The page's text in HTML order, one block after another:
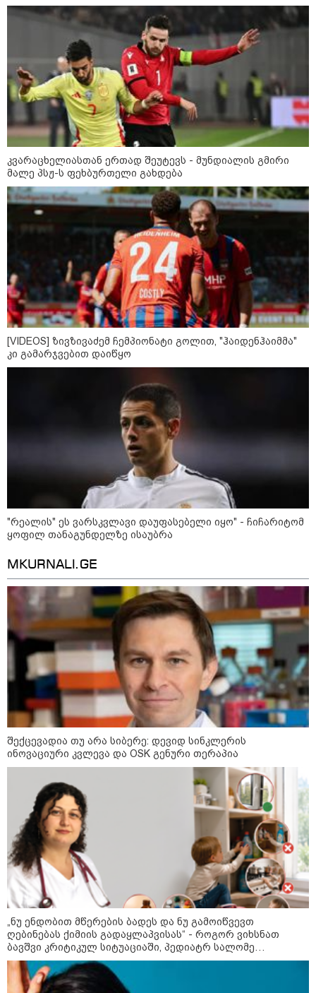
12:46 / 07-08-2026
ოკუპირებულ აფხაზეთში საწვავის
დეფიციტია, კილომეტრიანი რიგები და
შეზღუდვა საწვავის ჩასხმაზე - რა
ინფორმაციას აქვეყნებს "დემოკრატიის
კვლევის ინსტიტუტი“
14:23 / 05-08-2026
ევროპელმა და რუსმა ყოფილმა
მაღალჩინოსნებმა უკრაინაში
ომთან დაკავშირებით
მოლაპარაკებები გამართეს - რა
არის ცნობილი შეხვედრაზე
09:55 / 05-08-2026
მორიგი თავდასხმა Wildberries-
ის საწყობზე - დრონებით
თავდასხმის შემდეგ, ტულას
ოლქში მდებარე საწყობში
ხანძარია
14 გარდაცვლილი, 22
დაშავებული, მასშტაბური
ხანძარი - რუსეთმა კიევზე
იერიში ბალისტიკური
რაკეტებით მიიტანა
14:13 / 04-08-2026
მორიგი თავდასხმა რუსეთში,
ნავთობგადამამუშავებელ
ქარხანაზე - რა დეტალებია
ცნობილი
კატეგორიის ყველა სიახლე
კვარაცხელიასთან ერთად შეუტევს - მუნდიალის გმირი
მალე პსჟ-ს ფეხბურთელი გახდება
[VIDEOS] ზივზივაძემ ჩემპიონატი გოლით, "ჰაიდენჰაიმმა"
კი გამარჯვებით დაიწყო
"რეალის" ეს ვარსკვლავი დაუფასებელი იყო" - ჩიჩარიტომ
ყოფილ თანაგუნდელზე ისაუბრა
MKURNALI.GE
შექცევადია თუ არა სიბერე: დევიდ სინკლერის
ინოვაციური კვლევა და OSK გენური თერაპია
„ნუ ენდობით მწერების ბადეს და ნუ გამოიწვევთ
ღებინებას ქიმიის გადაყლაპვისას“ - როგორ ვიხსნათ
ბავშვი კრიტიკულ სიტუაციაში, პედიატრ სალომე
ახვლედიანის რჩევები